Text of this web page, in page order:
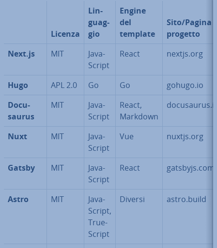
Licenza
Lin­
guag­
gio
Engine
del
template
Sito/Pagina
progetto
Next.js
MIT
Ja­va­
Script
React nextjs.org
Hugo APL 2.0 Go Go
gohugo.io
Do­cu­
sau­rus
MIT
Ja­va­
Script
React,
Markdown
Nuxt MIT
Ja­va­
Script
Vue nuxtjs.org
Gatsby MIT
Ja­va­
Script
React gatsbyjs.com
Astro MIT
Ja­va­
Script,
True­
Script
Diversi astro.build